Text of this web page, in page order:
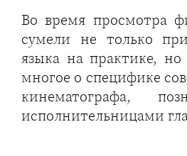
Во время просмотра
сумели не только
языка на практике,
многое о специфике
кинематографа,
исполнительницами